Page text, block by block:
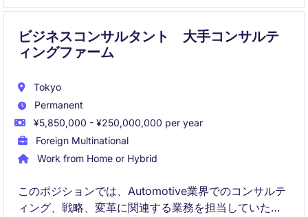
ビジネスコンサルタント 大手コンサルテ
ィングファーム
Tokyo
Permanent
¥5,850,000 - ¥250,000,000 per year
Foreign Multinational
Work from Home or Hybrid
このポジションでは、Automotive業界でのコンサルテ
ィング、戦略、変革に関連する業務を担当していただ